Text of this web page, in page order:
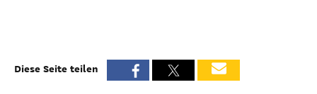
Diese Seite teilen